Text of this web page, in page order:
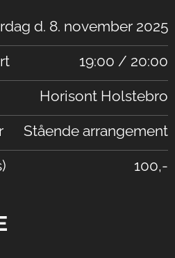
d. 8. november 2025
19:00 / 20:00
Horisont Holstebro
Stående arrangement
100,-